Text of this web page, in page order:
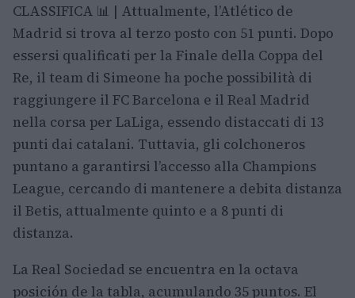
CLASSIFICA 📊 | Attualmente, l’Atlético de
Madrid si trova al terzo posto con 51 punti. Dopo
essersi qualificati per la Finale della Coppa del
Re, il team di Simeone ha poche possibilità di
raggiungere il FC Barcelona e il Real Madrid
nella corsa per LaLiga, essendo distaccati di 13
punti dai catalani. Tuttavia, gli colchoneros
puntano a garantirsi l’accesso alla Champions
League, cercando di mantenere a debita distanza
il Betis, attualmente quinto e a 8 punti di
distanza.
La Real Sociedad se encuentra en la octava
posición de la tabla, acumulando 35 puntos. El